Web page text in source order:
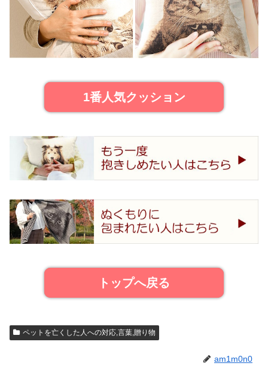
1番人気クッション
トップへ戻る
ペットを亡くした人への対応,言葉,贈り物
am1m0n0